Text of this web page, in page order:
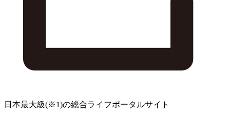
日本最大級(※1)の総合ライフポータルサイト